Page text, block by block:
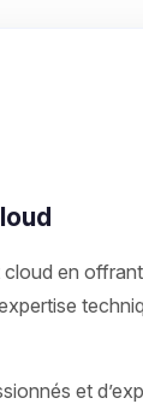
en
et